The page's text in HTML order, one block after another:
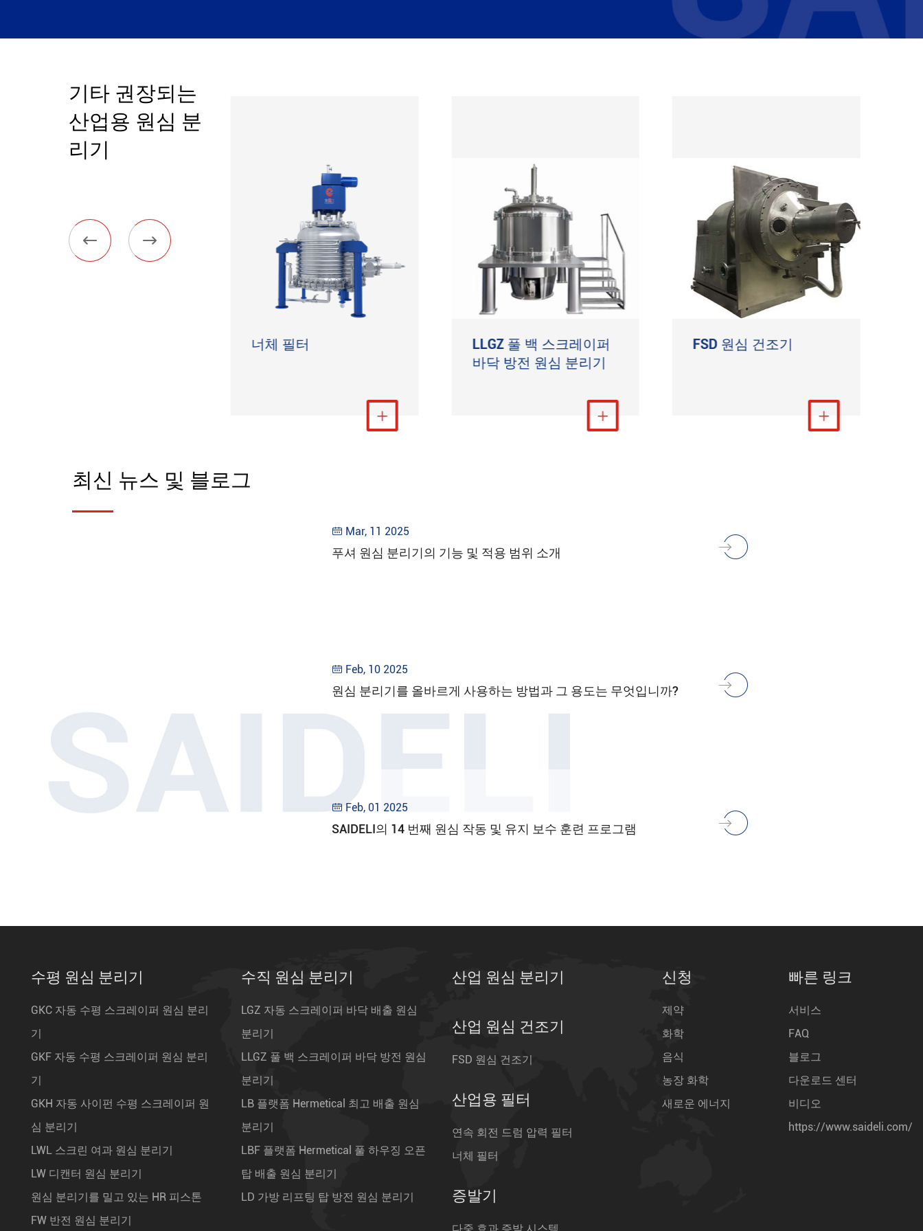
기타 권장되는
산업용 원심 분
리기
 
너체 필터
더 보기

LLGZ 풀 백 스크레이퍼
바닥 방전 원심 분리기
더 보기

FSD 원심 건조기
더 보기

최신 뉴스 및 블로그
 Mar, 11 2025
푸셔 원심 분리기의 기능 및 적용 범위 소개
 Feb, 10 2025
원심 분리기를 올바르게 사용하는 방법과 그 용도는 무엇입니까?
Feb, 01 2025
SAIDELI의 14 번째 원심 작동 및 유지 보수 훈련 프로그램
수평 원심 분리기
GKC 자동 수평 스크레이퍼 원심 분리
기
GKF 자동 수평 스크레이퍼 원심 분리
기
GKH 자동 사이펀 수평 스크레이퍼 원
심 분리기
LWL 스크린 여과 원심 분리기
LW 디캔터 원심 분리기
원심 분리기를 밀고 있는 HR 피스톤
FW 반전 원심 분리기
수직 원심 분리기
LGZ 자동 스크레이퍼 바닥 배출 원심
분리기
LLGZ 풀 백 스크레이퍼 바닥 방전 원심
분리기
LB 플랫폼 Hermetical 최고 배출 원심
분리기
LBF 플랫폼 Hermetical 풀 하우징 오픈
탑 배출 원심 분리기
LD 가방 리프팅 탑 방전 원심 분리기
산업 원심 분리기
산업 원심 건조기
FSD 원심 건조기
산업용 필터
연속 회전 드럼 압력 필터
너체 필터
증발기
신청
제약
화학
음식
농장 화학
새로운 에너지
빠른 링크
서비스
FAQ
블로그
다운로드 센터
비디오
https://www.saideli.com/